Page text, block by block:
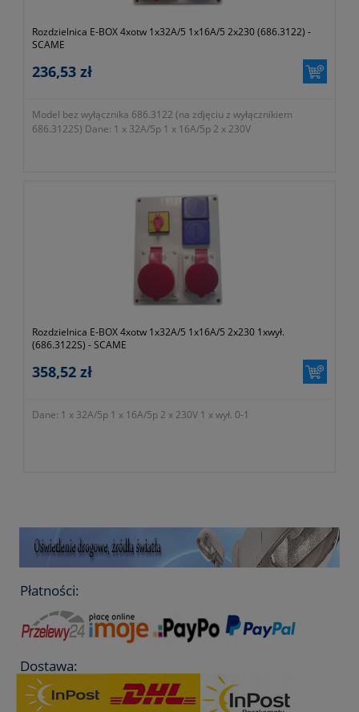
Rozdzielnica E-BOX 4xotw 1x32A/5 1x16A/5 2x230 (686.3122) -
SCAME
236,53 zł
Model bez wyłącznika 686.3122 (na zdjęciu z wyłącznikiem
686.3122S) Dane: 1 x 32A/5p 1 x 16A/5p 2 x 230V
Rozdzielnica E-BOX 4xotw 1x32A/5 1x16A/5 2x230 1xwył.
(686.3122S) - SCAME
358,52 zł
Dane: 1 x 32A/5p 1 x 16A/5p 2 x 230V 1 x wył. 0-1
Płatności:
Dostawa: